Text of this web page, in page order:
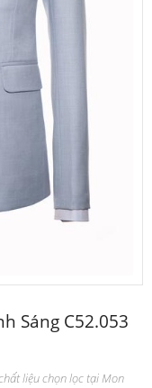
Sáng C52.053
liệu chọn lọc tại Mon